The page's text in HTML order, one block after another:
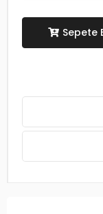
Sepete